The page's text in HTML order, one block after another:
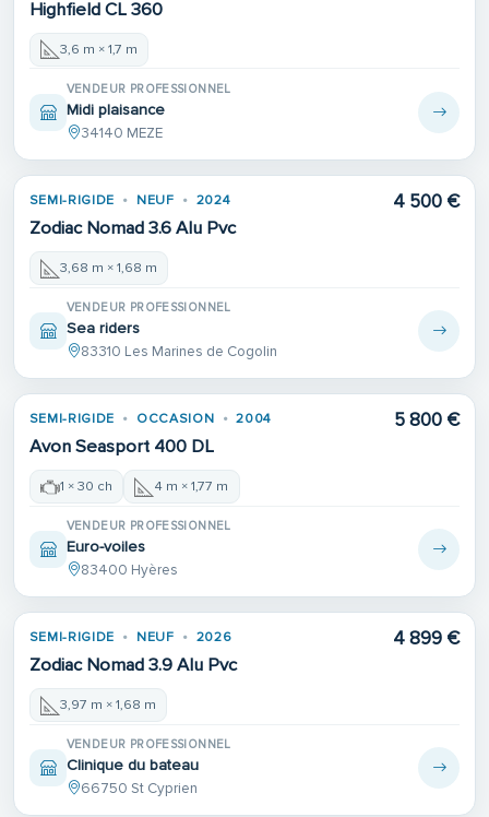
Highfield CL 360
3,6 m × 1,7 m
VENDEUR PROFESSIONNEL
Midi plaisance
34140 MEZE
SEMI-RIGIDE NEUF 2024
Zodiac Nomad 3.6 Alu Pvc
4 500 €
3,68 m × 1,68 m
VENDEUR PROFESSIONNEL
Sea riders
83310 Les Marines de Cogolin
SEMI-RIGIDE OCCASION 2004
Avon Seasport 400 DL
5 800 €
1 × 30 ch 4 m × 1,77 m
VENDEUR PROFESSIONNEL
Euro-voiles
83400 Hyères
SEMI-RIGIDE NEUF 2026
Zodiac Nomad 3.9 Alu Pvc
4 899 €
3,97 m × 1,68 m
VENDEUR PROFESSIONNEL
Clinique du bateau
66750 St Cyprien